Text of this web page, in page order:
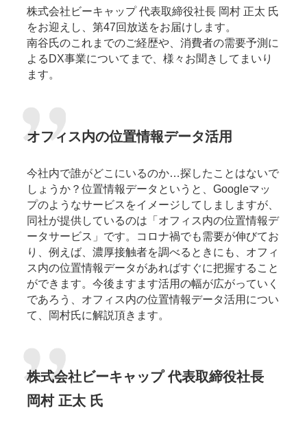
株式会社ビーキャップ 代表取締役社長 岡村 正太 氏
をお迎えし、第47回放送をお届けします。
南谷氏のこれまでのご経歴や、消費者の需要予測に
よるDX事業についてまで、様々お聞きしてまいり
ます。
オフィス内の位置情報データ活用
今社内で誰がどこにいるのか…探したことはないで
しょうか？位置情報データというと、Googleマッ
プのようなサービスをイメージしてしましますが、
同社が提供しているのは「オフィス内の位置情報デ
ータサービス」です。コロナ禍でも需要が伸びてお
り、例えば、濃厚接触者を調べるときにも、オフィ
ス内の位置情報データがあればすぐに把握すること
ができます。今後ますます活用の幅が広がっていく
であろう、オフィス内の位置情報データ活用につい
て、岡村氏に解説頂きます。
株式会社ビーキャップ 代表取締役社長
岡村 正太 氏